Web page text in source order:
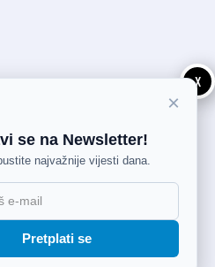
X
×
se na Newsletter!
najvažnije vijesti dana.
Pretplati se